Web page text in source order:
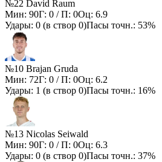
№22 David Raum
Мин: 90Г: 0 / П: 0Оц: 6.9
Удары: 0 (в створ 0)Пасы точн.: 53%
№10 Brajan Gruda
Мин: 72Г: 0 / П: 0Оц: 6.2
Удары: 1 (в створ 0)Пасы точн.: 16%
№13 Nicolas Seiwald
Мин: 90Г: 0 / П: 0Оц: 6.3
Удары: 0 (в створ 0)Пасы точн.: 37%